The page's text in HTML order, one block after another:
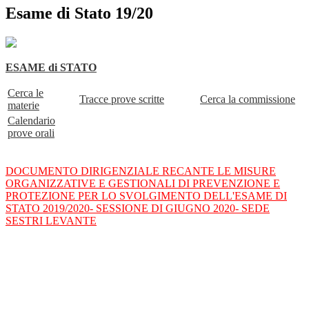
Esame di Stato 19/20
ESAME di STATO
Cerca le
materie
Tracce prove scritte
Cerca la commissione
Calendario
prove orali
DOCUMENTO DIRIGENZIALE RECANTE LE MISURE
ORGANIZZATIVE E GESTIONALI DI PREVENZIONE E
PROTEZIONE PER LO SVOLGIMENTO DELL'ESAME DI
STATO 2019/2020- SESSIONE DI GIUGNO 2020- SEDE
SESTRI LEVANTE